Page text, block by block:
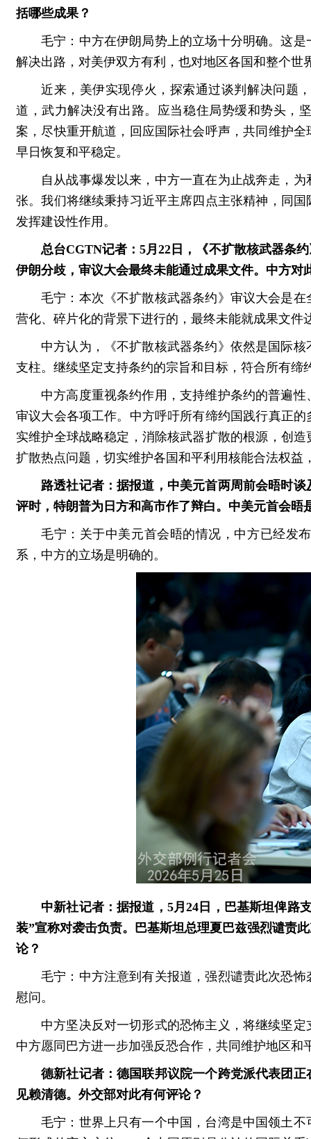
括哪些成果？
毛宁：中方在伊朗局势上的立场十分明确。这
解决出路，对美伊双方有利，也对地区各国和整个世
近来，美伊实现停火，探索通过谈判解决问题
道，武力解决没有出路。应当稳住局势缓和势头，
案，尽快重开航道，回应国际社会呼声，共同维护
早日恢复和平稳定。
自从战事爆发以来，中方一直在为止战奔走，
张。我们将继续秉持习近平主席四点主张精神，同
发挥建设性作用。
总台CGTN记者：5月22日，《不扩散核武器条
伊朗分歧，审议大会最终未能通过成果文件。中方对
毛宁：本次《不扩散核武器条约》审议大会是
营化、碎片化的背景下进行的，最终未能就成果文件
中方认为，《不扩散核武器条约》依然是国际
支柱。继续坚定支持条约的宗旨和目标，符合所有缔
中方高度重视条约作用，支持维护条约的普遍
审议大会各项工作。中方呼吁所有缔约国践行真正
实维护全球战略稳定，消除核武器扩散的根源，创
扩散热点问题，切实维护各国和平利用核能合法权
路透社记者：据报道，中美元首两周前会晤时
评时，特朗普为日方和高市作了辩白。中美元首会晤
毛宁：关于中美元首会晤的情况，中方已经发
系，中方的立场是明确的。
中新社记者：据报道，5月24日，巴基斯坦俾路
装”宣称对袭击负责。巴基斯坦总理夏巴兹强烈谴责
论？
毛宁：中方注意到有关报道，强烈谴责此次恐
慰问。
中方坚决反对一切形式的恐怖主义，将继续坚
中方愿同巴方进一步加强反恐合作，共同维护地区和
德新社记者：德国联邦议院一个跨党派代表团
见赖清德。外交部对此有何评论？
毛宁：世界上只有一个中国，台湾是中国领土